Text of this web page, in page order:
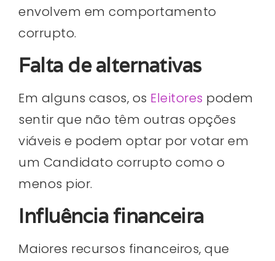
envolvem em comportamento
corrupto.
Falta de alternativas
Em alguns casos, os Eleitores podem
sentir que não têm outras opções
viáveis ​​e podem optar por votar em
um Candidato corrupto como o
menos pior.
Influência financeira
Maiores recursos financeiros, que